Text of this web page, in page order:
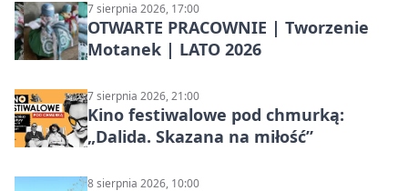
7 sierpnia 2026, 17:00
OTWARTE PRACOWNIE | Tworzenie
Motanek | LATO 2026
7 sierpnia 2026, 21:00
Kino festiwalowe pod chmurką:
„Dalida. Skazana na miłość”
8 sierpnia 2026, 10:00